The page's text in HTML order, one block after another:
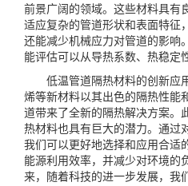
前景广阔的领域。这些材料具有
适应复杂的管道形状和表面特征
还能减少机械应力对管道的影响
能评估可以从导热系数、热稳定
低温管道隔热材料的创新应
烯等新材料以其出色的隔热性能
道带来了全新的隔热解决方案。
热材料也具有巨大的潜力。通过
我们可以更好地选择和应用合适
能源利用效率，并减少对环境的
来，随着科技的进一步发展，我